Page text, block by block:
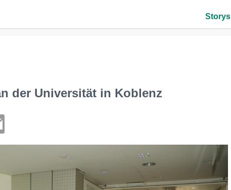
Storys
der Universität in Koblenz